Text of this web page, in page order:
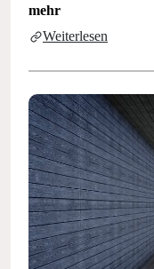
mehr
Weiterlesen